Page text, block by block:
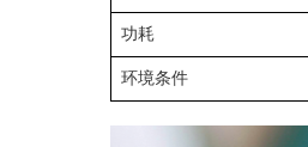
功耗
环境条件